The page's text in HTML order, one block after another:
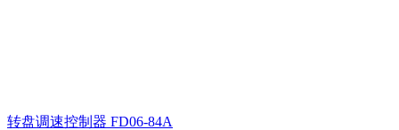
转盘调速控制器 FD06-84A